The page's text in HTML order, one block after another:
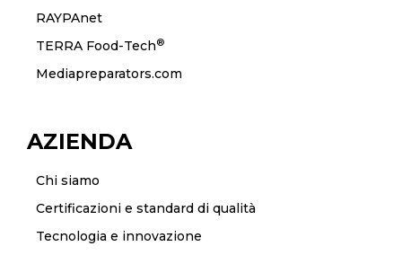
RAYPAnet
TERRA Food-Tech®
Mediapreparators.com
AZIENDA
Chi siamo
Certificazioni e standard di qualità
Tecnologia e innovazione